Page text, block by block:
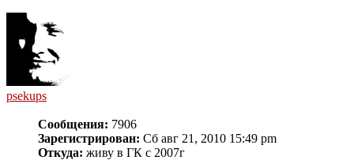
psekups
Сообщения: 7906
Зарегистрирован: Сб авг 21, 2010 15:49 pm
Откуда: живу в ГК с 2007г